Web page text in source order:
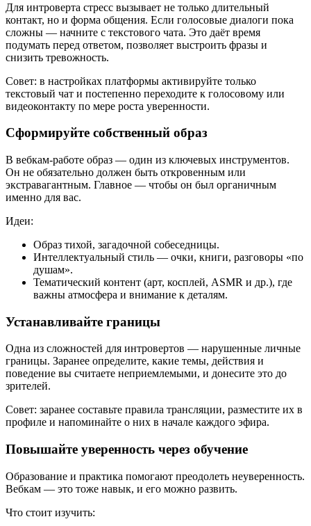
Для интроверта стресс вызывает не только длительный
контакт, но и форма общения. Если голосовые диалоги пока
сложны — начните с текстового чата. Это даёт время
подумать перед ответом, позволяет выстроить фразы и
снизить тревожность.
Совет: в настройках платформы активируйте только
текстовый чат и постепенно переходите к голосовому или
видеоконтакту по мере роста уверенности.
Сформируйте собственный образ
В вебкам-работе образ — один из ключевых инструментов.
Он не обязательно должен быть откровенным или
экстравагантным. Главное — чтобы он был органичным
именно для вас.
Идеи:
Образ тихой, загадочной собеседницы.
Интеллектуальный стиль — очки, книги, разговоры «по
душам».
Тематический контент (арт, косплей, ASMR и др.), где
важны атмосфера и внимание к деталям.
Устанавливайте границы
Одна из сложностей для интровертов — нарушенные личные
границы. Заранее определите, какие темы, действия и
поведение вы считаете неприемлемыми, и донесите это до
зрителей.
Совет: заранее составьте правила трансляции, разместите их в
профиле и напоминайте о них в начале каждого эфира.
Повышайте уверенность через обучение
Образование и практика помогают преодолеть неуверенность.
Вебкам — это тоже навык, и его можно развить.
Что стоит изучить: